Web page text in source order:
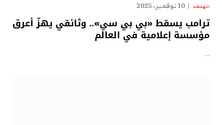
الهدهد 10 نوفمبر، 2025
ترامب يسقط «بي بي سي».. وثائقي يهزّ أعرق
مؤسسة إعلامية في العالم
…